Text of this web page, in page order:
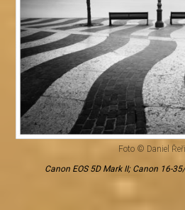
Foto © Daniel
Canon EOS 5D Mark II; Canon 16-